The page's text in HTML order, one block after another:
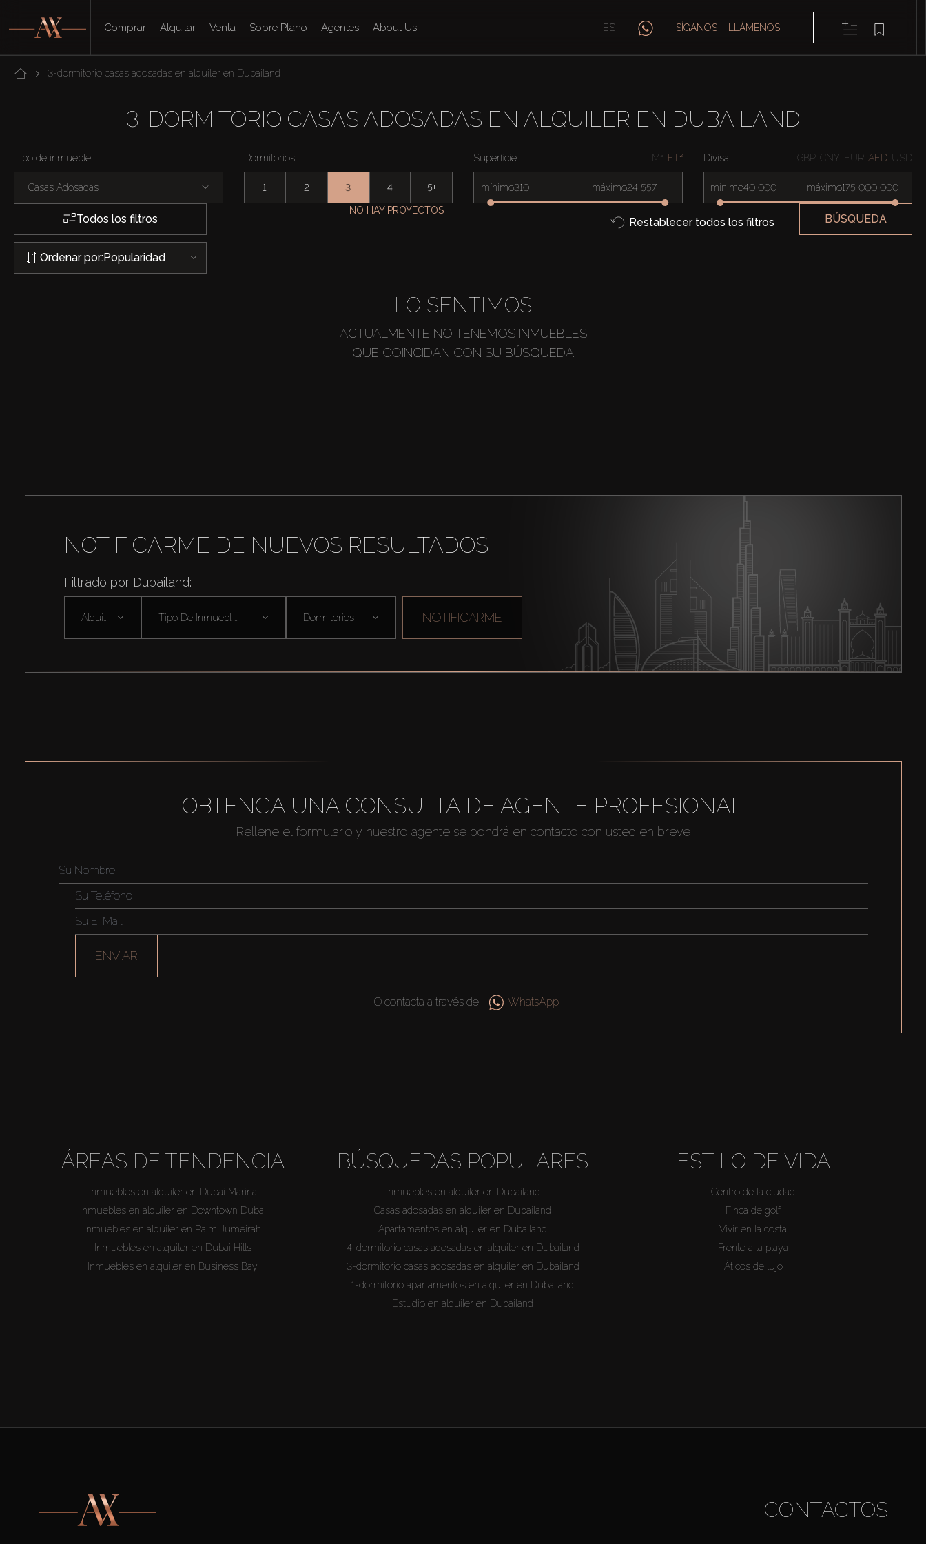
Comprar Alquilar Venta Sobre Plano Agentes About Us ES SÍGANOS LLÁMENOS
3-dormitorio casas adosadas en alquiler en Dubailand
3-DORMITORIO CASAS ADOSADAS EN ALQUILER EN DUBAILAND
Tipo de inmueble
Casas Adosadas
Dormitorios
1 2 3 4 5+
Superficie M² FT²
mínimo máximo
Divisa GBP CNY EUR AED USD
mínimo máximo
Todos los filtros
NO HAY PROYECTOS
Restablecer todos los filtros BÚSQUEDA
Ordenar por:Popularidad
LO SENTIMOS
ACTUALMENTE NO TENEMOS INMUEBLES
QUE COINCIDAN CON SU BÚSQUEDA
NOTIFICARME DE NUEVOS RESULTADOS
Filtrado por Dubailand:
Tipo De Inmuebl ... Dormitorios NOTIFICARME
OBTENGA UNA CONSULTA DE AGENTE PROFESIONAL
Rellene el formulario y nuestro agente se pondrá en contacto con usted en breve
ENVIAR
O contacta a través de WhatsApp
ÁREAS DE TENDENCIA
Inmuebles en alquiler en Dubai Marina
Inmuebles en alquiler en Downtown Dubai
Inmuebles en alquiler en Palm Jumeirah
Inmuebles en alquiler en Dubai Hills
Inmuebles en alquiler en Business Bay
BÚSQUEDAS POPULARES
Inmuebles en alquiler en Dubailand
Casas adosadas en alquiler en Dubailand
Apartamentos en alquiler en Dubailand
4-dormitorio casas adosadas en alquiler en Dubailand
3-dormitorio casas adosadas en alquiler en Dubailand
1-dormitorio apartamentos en alquiler en Dubailand
Estudio en alquiler en Dubailand
ESTILO DE VIDA
Centro de la ciudad
Finca de golf
Vivir en la costa
Frente a la playa
Áticos de lujo
CONTACTOS